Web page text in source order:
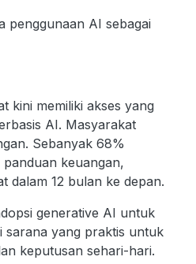
penggunaan AI sebagai
kini memiliki akses yang
AI. Masyarakat
Sebanyak 68%
keuangan,
dalam 12 bulan ke depan.
generative AI untuk
sarana yang praktis untuk
keputusan sehari-hari.